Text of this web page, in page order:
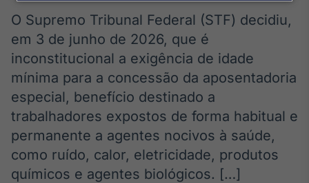
Agro
Tudo sobre o
agronegócio
Broadcast
Político
Os bastidores da
política em
tempo real
O Supremo Tribunal Federal (STF) decidiu,
em 3 de junho de 2026, que é
inconstitucional a exigência de idade
mínima para a concessão da aposentadoria
especial, benefício destinado a
trabalhadores expostos de forma habitual e
permanente a agentes nocivos à saúde,
como ruído, calor, eletricidade, produtos
químicos e agentes biológicos. […]